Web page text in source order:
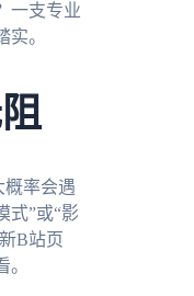
一支专业
。
概率会遇
式”或“影
B站页